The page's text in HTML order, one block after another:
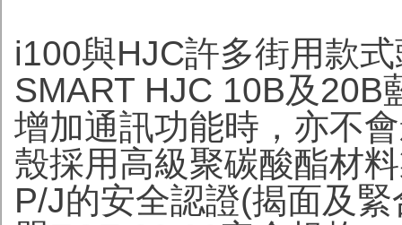
i100與HJC許多街用款
SMART HJC 10B及20B
增加通訊功能時，亦不
殼採用高級聚碳酸酯材
P/J的安全認證(揭面及